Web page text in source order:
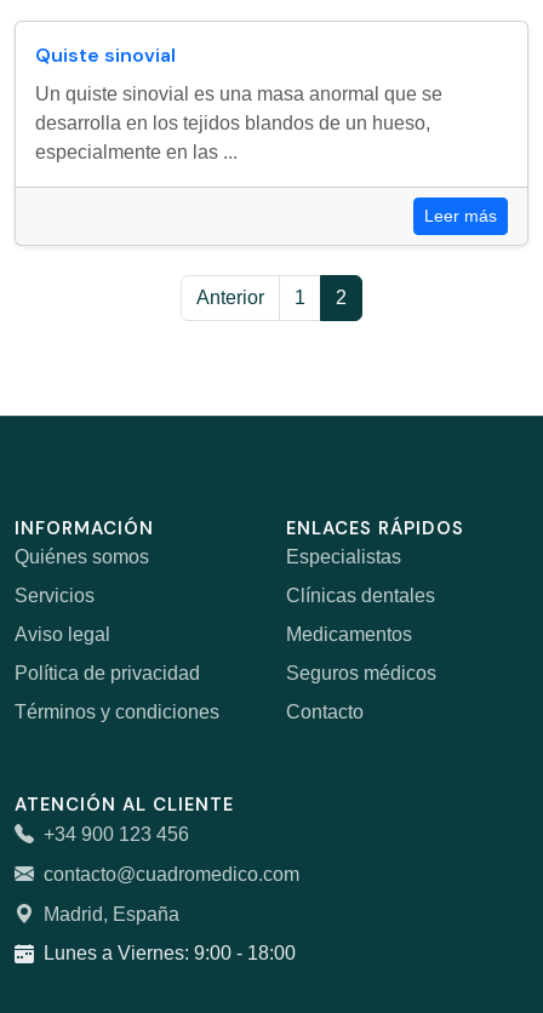
Quiste sinovial
Un quiste sinovial es una masa anormal que se
desarrolla en los tejidos blandos de un hueso,
especialmente en las ...
Leer más
Anterior 1 2
INFORMACIÓN
Quiénes somos
Servicios
Aviso legal
Política de privacidad
Términos y condiciones
ENLACES RÁPIDOS
Especialistas
Clínicas dentales
Medicamentos
Seguros médicos
Contacto
ATENCIÓN AL CLIENTE
+34 900 123 456
contacto@cuadromedico.com
Madrid, España
Lunes a Viernes: 9:00 - 18:00